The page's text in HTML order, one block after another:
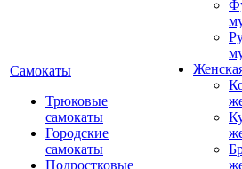
Самокаты
Трюковые
самокаты
Городские
самокаты
Подростковые